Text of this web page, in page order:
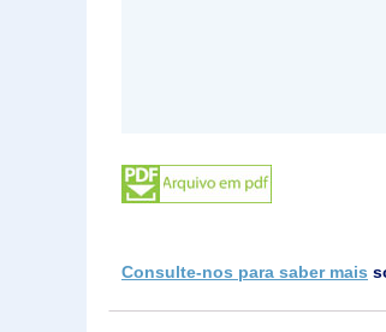
Consulte-nos para saber mais